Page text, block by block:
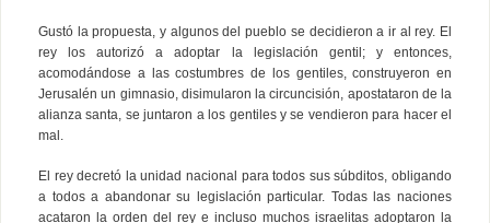
Gustó la propuesta, y algunos del pueblo se decidieron a ir al rey. El
rey los autorizó a adoptar la legislación gentil; y entonces,
acomodándose a las costumbres de los gentiles, construyeron en
Jerusalén un gimnasio, disimularon la circuncisión, apostataron de la
alianza santa, se juntaron a los gentiles y se vendieron para hacer el
mal.
El rey decretó la unidad nacional para todos sus súbditos, obligando
a todos a abandonar su legislación particular. Todas las naciones
acataron la orden del rey e incluso muchos israelitas adoptaron la